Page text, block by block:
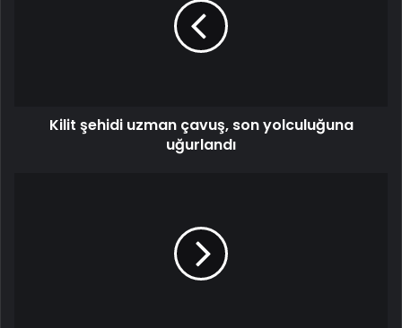
Kilit şehidi uzman çavuş, son yolculuğuna
uğurlandı